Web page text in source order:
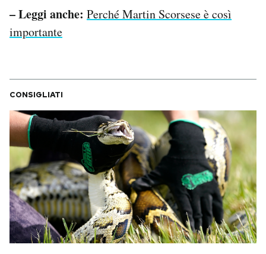
– Leggi anche: Perché Martin Scorsese è così
importante
CONSIGLIATI